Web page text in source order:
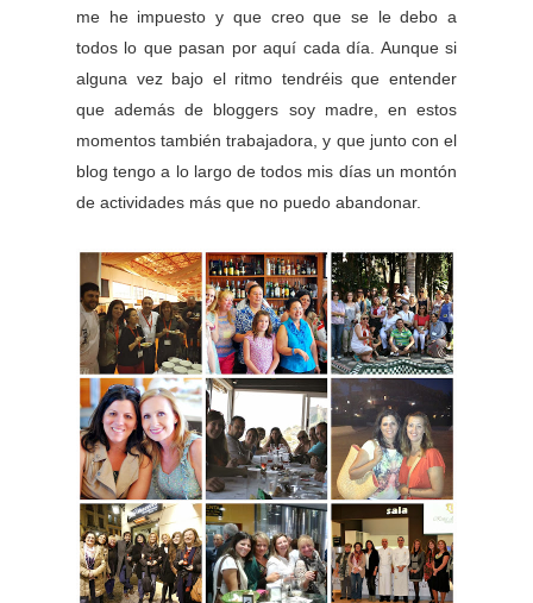
me he impuesto y que creo que se le debo a
todos lo que pasan por aquí cada día. Aunque si
alguna vez bajo el ritmo tendréis que entender
que además de bloggers soy madre, en estos
momentos también trabajadora, y que junto con el
blog tengo a lo largo de todos mis días un montón
de actividades más que no puedo abandonar.